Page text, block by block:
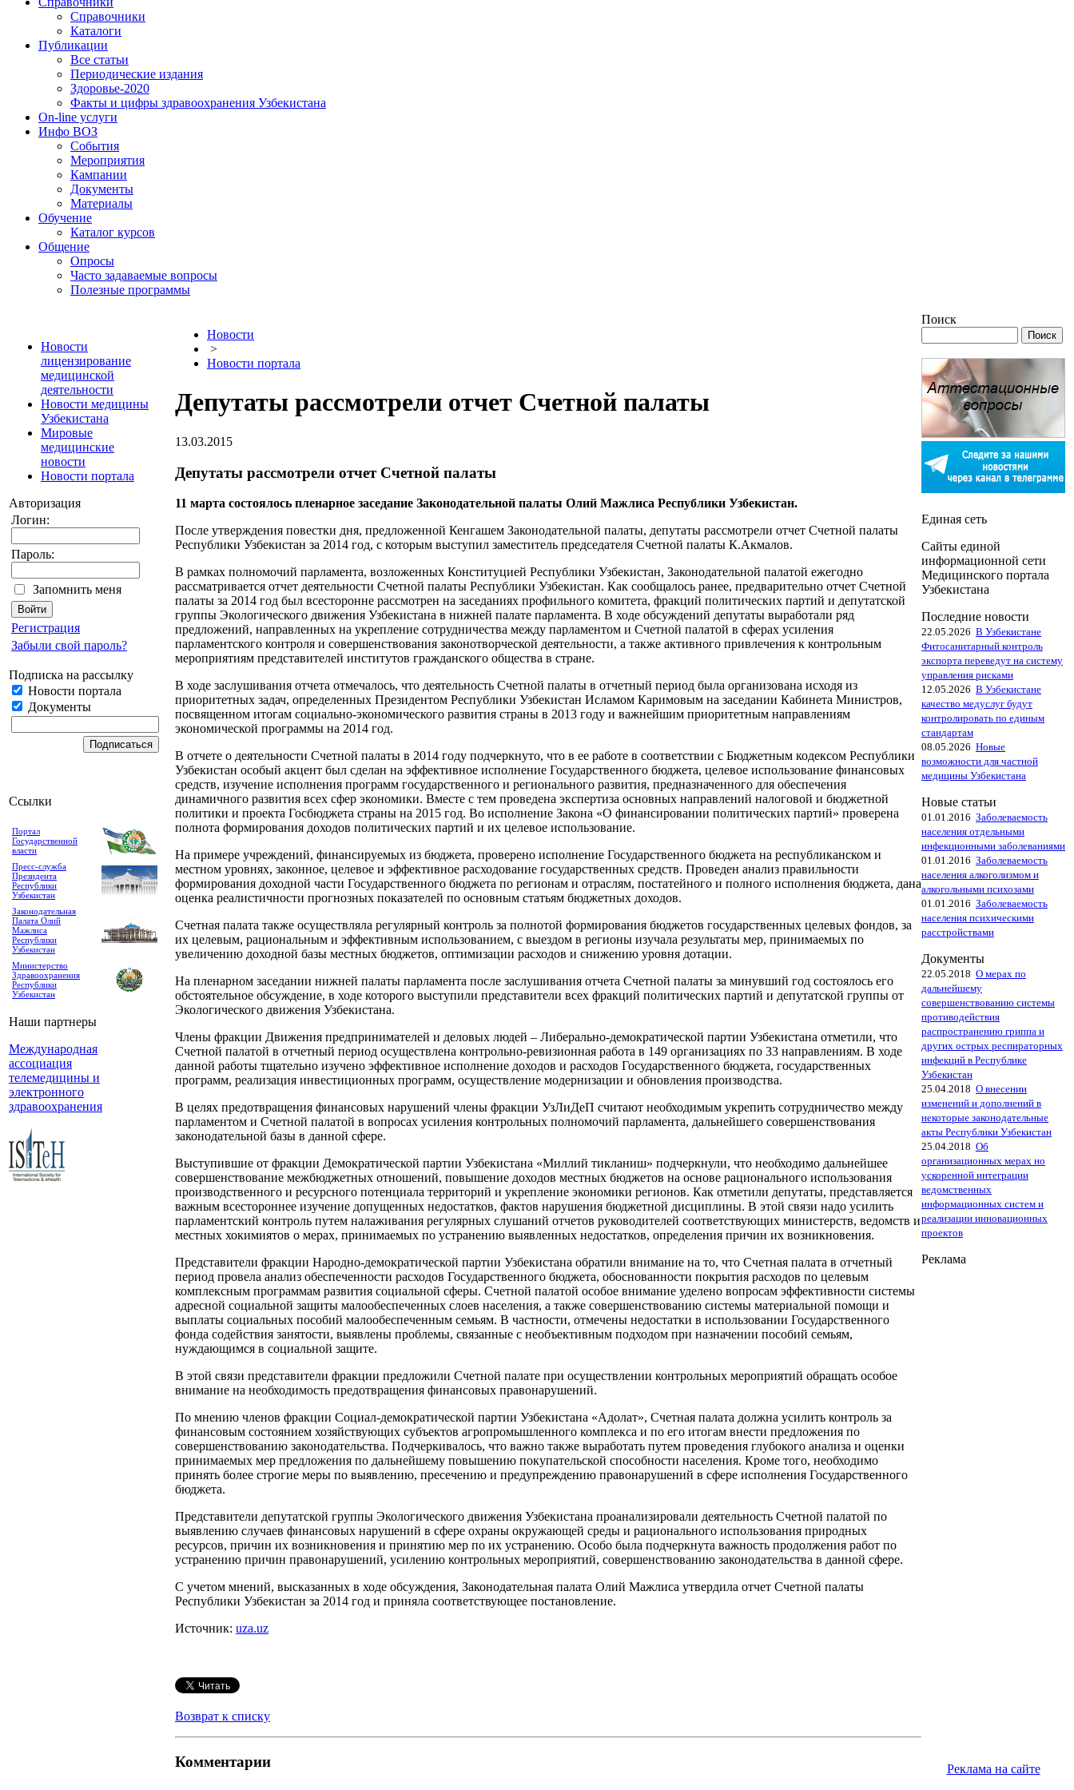
Справочники
Каталоги
Публикации
Все статьи
Периодические издания
Здоровье-2020
Факты и цифры здравоохранения Узбекистана
On-line услуги
Инфо ВОЗ
События
Мероприятия
Кампании
Документы
Материалы
Обучение
Каталог курсов
Общение
Опросы
Часто задаваемые вопросы
Полезные программы
Новости
лицензирование
медицинской
деятельности
Новости медицины
Узбекистана
Мировые
медицинские
новости
Новости портала
Авторизация
Логин:
Пароль:
Запомнить меня
Регистрация
Забыли свой пароль?
Подписка на рассылку
Новости портала
Документы
Ссылки
Портал
Государственной
власти
Пресс-служба
Президента
Республики
Узбекистан
Законодательная
Палата Олий
Мажлиса
Республики
Узбекистан
Министерство
Здравоохранения
Республики
Узбекистан
Наши партнеры
Международная
ассоциация
телемедицины и
электронного
здравоохранения
Новости
>
Новости портала
Депутаты рассмотрели отчет Счетной палаты
13.03.2015
Депутаты рассмотрели отчет Счетной палаты
11 марта состоялось пленарное заседание Законодательной палаты Олий Мажлиса Республики Узбекистан.
После утверждения повестки дня, предложенной Кенгашем Законодательной палаты, депутаты рассмотрели отчет Счетной палаты
Республики Узбекистан за 2014 год, с которым выступил заместитель председателя Счетной палаты К.Акмалов.
В рамках полномочий парламента, возложенных Конституцией Республики Узбекистан, Законодательной палатой ежегодно
рассматривается отчет деятельности Счетной палаты Республики Узбекистан. Как сообщалось ранее, предварительно отчет Счетной
палаты за 2014 год был всесторонне рассмотрен на заседаниях профильного комитета, фракций политических партий и депутатской
группы Экологического движения Узбекистана в нижней палате парламента. В ходе обсуждений депутаты выработали ряд
предложений, направленных на укрепление сотрудничества между парламентом и Счетной палатой в сферах усиления
парламентского контроля и совершенствования законотворческой деятельности, а также активного привлечения к контрольным
мероприятиям представителей институтов гражданского общества в стране.
В ходе заслушивания отчета отмечалось, что деятельность Счетной палаты в отчетный период была организована исходя из
приоритетных задач, определенных Президентом Республики Узбекистан Исламом Каримовым на заседании Кабинета Министров,
посвященном итогам социально-экономического развития страны в 2013 году и важнейшим приоритетным направлениям
экономической программы на 2014 год.
В отчете о деятельности Счетной палаты в 2014 году подчеркнуто, что в ее работе в соответствии с Бюджетным кодексом Республики
Узбекистан особый акцент был сделан на эффективное исполнение Государственного бюджета, целевое использование финансовых
средств, изучение исполнения программ государственного и регионального развития, предназначенного для обеспечения
динамичного развития всех сфер экономики. Вместе с тем проведена экспертиза основных направлений налоговой и бюджетной
политики и проекта Госбюджета страны на 2015 год. Во исполнение Закона «О финансировании политических партий» проверена
полнота формирования доходов политических партий и их целевое использование.
На примере учреждений, финансируемых из бюджета, проверено исполнение Государственного бюджета на республиканском и
местном уровнях, законное, целевое и эффективное расходование государственных средств. Проведен анализ правильности
формирования доходной части Государственного бюджета по регионам и отраслям, постатейного и полного исполнения бюджета, дана
оценка реалистичности прогнозных показателей по основным статьям бюджетных доходов.
Счетная палата также осуществляла регулярный контроль за полнотой формирования бюджетов государственных целевых фондов, за
их целевым, рациональным и эффективным использованием, с выездом в регионы изучала результаты мер, принимаемых по
увеличению доходной базы местных бюджетов, оптимизации расходов и снижению уровня дотации.
На пленарном заседании нижней палаты парламента после заслушивания отчета Счетной палаты за минувший год состоялось его
обстоятельное обсуждение, в ходе которого выступили представители всех фракций политических партий и депутатской группы от
Экологического движения Узбекистана.
Члены фракции Движения предпринимателей и деловых людей – Либерально-демократической партии Узбекистана отметили, что
Счетной палатой в отчетный период осуществлена контрольно-ревизионная работа в 149 организациях по 33 направлениям. В ходе
данной работы тщательно изучено эффективное исполнение доходов и расходов Государственного бюджета, государственных
программ, реализация инвестиционных программ, осуществление модернизации и обновления производства.
В целях предотвращения финансовых нарушений члены фракции УзЛиДеП считают необходимым укрепить сотрудничество между
парламентом и Счетной палатой в вопросах усиления контрольных полномочий парламента, дальнейшего совершенствования
законодательной базы в данной сфере.
Выступившие от фракции Демократической партии Узбекистана «Миллий тикланиш» подчеркнули, что необходимо дальнейшее
совершенствование межбюджетных отношений, повышение доходов местных бюджетов на основе рационального использования
производственного и ресурсного потенциала территорий и укрепление экономики регионов. Как отметили депутаты, представляется
важным всестороннее изучение допущенных недостатков, фактов нарушения бюджетной дисциплины. В этой связи надо усилить
парламентский контроль путем налаживания регулярных слушаний отчетов руководителей соответствующих министерств, ведомств и
местных хокимиятов о мерах, принимаемых по устранению выявленных недостатков, определения причин их возникновения.
Представители фракции Народно-демократической партии Узбекистана обратили внимание на то, что Счетная палата в отчетный
период провела анализ обеспеченности расходов Государственного бюджета, обоснованности покрытия расходов по целевым
комплексным программам развития социальной сферы. Счетной палатой особое внимание уделено вопросам эффективности системы
адресной социальной защиты малообеспеченных слоев населения, а также совершенствованию системы материальной помощи и
выплаты социальных пособий малообеспеченным семьям. В частности, отмечены недостатки в использовании Государственного
фонда содействия занятости, выявлены проблемы, связанные с необъективным подходом при назначении пособий семьям,
нуждающимся в социальной защите.
В этой связи представители фракции предложили Счетной палате при осуществлении контрольных мероприятий обращать особое
внимание на необходимость предотвращения финансовых правонарушений.
По мнению членов фракции Социал-демократической партии Узбекистана «Адолат», Счетная палата должна усилить контроль за
финансовым состоянием хозяйствующих субъектов агропромышленного комплекса и по его итогам внести предложения по
совершенствованию законодательства. Подчеркивалось, что важно также выработать путем проведения глубокого анализа и оценки
принимаемых мер предложения по дальнейшему повышению покупательской способности населения. Кроме того, необходимо
принять более строгие меры по выявлению, пресечению и предупреждению правонарушений в сфере исполнения Государственного
бюджета.
Представители депутатской группы Экологического движения Узбекистана проанализировали деятельность Счетной палатой по
выявлению случаев финансовых нарушений в сфере охраны окружающей среды и рационального использования природных
ресурсов, причин их возникновения и принятию мер по их устранению. Особо была подчеркнута важность продолжения работ по
устранению причин правонарушений, усилению контрольных мероприятий, совершенствованию законодательства в данной сфере.
С учетом мнений, высказанных в ходе обсуждения, Законодательная палата Олий Мажлиса утвердила отчет Счетной палаты
Республики Узбекистан за 2014 год и приняла соответствующее постановление.
Источник: uza.uz
Возврат к списку
Комментарии
Поиск
Единая сеть
Сайты единой
информационной сети
Медицинского портала
Узбекистана
Последние новости
22.05.2026 В Узбекистане
Фитосанитарный контроль
экспорта переведут на систему
управления рисками
12.05.2026 В Узбекистане
качество медуслуг будут
контролировать по единым
стандартам
08.05.2026 Новые
возможности для частной
медицины Узбекистана
Новые статьи
01.01.2016 Заболеваемость
населения отдельными
инфекционными заболеваниями
01.01.2016 Заболеваемость
населения алкоголизмом и
алкогольными психозами
01.01.2016 Заболеваемость
населения психическими
расстройствами
Документы
22.05.2018 О мерах по
дальнейшему
совершенствованию системы
противодействия
распространению гриппа и
других острых респираторных
инфекций в Республике
Узбекистан
25.04.2018 О внесении
изменений и дополнений в
некоторые законодательные
акты Республики Узбекистан
25.04.2018 Об
организационных мерах но
ускоренной интеграции
ведомственных
информационных систем и
реализации инновационных
проектов
Реклама
Реклама на сайте